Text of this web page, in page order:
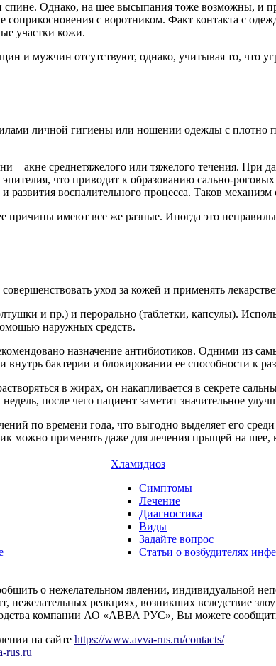
Однако, на шее высыпания тоже возможны, и
с воротником. Факт контакта с
участки кожи.
и мужчин отсутствуют, однако, учитывая то, что
личной гигиены или ношении одежды с плотно
акне среднетяжелого или тяжелого течения. При
эпителия, что приводит к образованию сально-
воспалительного процесса. Таков механизм
причины имеют все же разные. Иногда это
уход за кожей и применять
и пр.) и перорально (таблетки, капсулы).
наружных средств.
назначение антибиотиков. Одними из
бактерии и блокировании ее способности к
в жирах, он накапливается в секрете
после чего пациент заметит значительное
по времени года, что выгодно выделяет его
можно применять даже для лечения прыщей на
Хламидиоз
Симптомы
Лечение
Диагностика
Виды
Задайте вопрос
Статьи о возбудителях
о нежелательном явлении, индивидуальной
нежелательных реакциях, возникших вследствие
компании АО «АВВА РУС», Вы можете
на сайте https://www.avva-rus.ru/contacts/
rus.ru